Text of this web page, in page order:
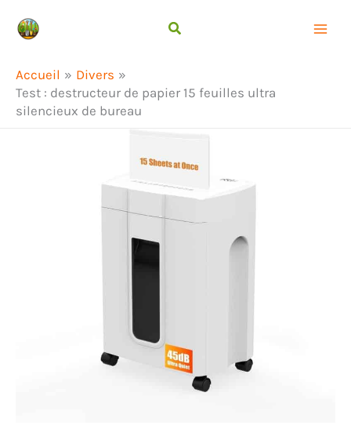
Accueil
Divers
Test : destructeur de papier 15 feuilles ultra
silencieux de bureau